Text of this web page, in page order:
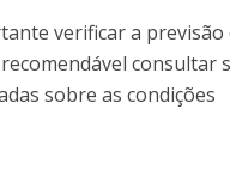
verificar a previsão
consultar
sobre as condições